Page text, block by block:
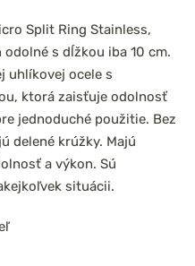
Split Ring Stainless,
s dĺžkou iba 10 cm.
uhlíkovej ocele s
ktorá zaisťuje odolnosť
jednoduché použitie. Bez
delené krúžky. Majú
a výkon. Sú
situácii.